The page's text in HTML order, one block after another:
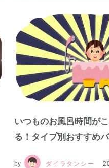
いつものお風呂時間が
る！タイプ別おすすめ
by ダイラタンシー